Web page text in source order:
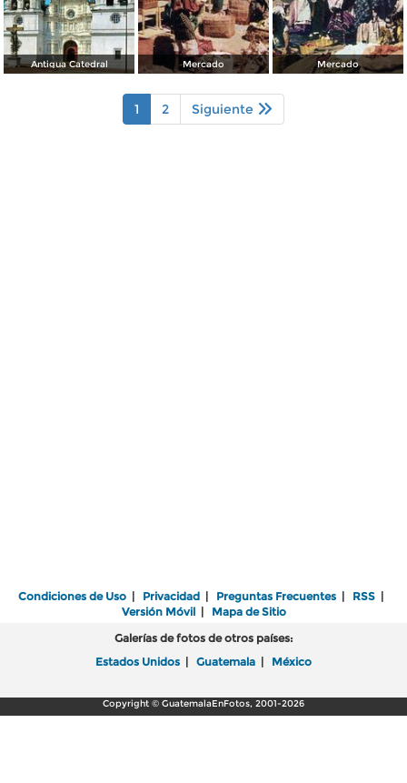
Antigua Catedral Mercado Mercado
1 2 Siguiente
Condiciones de Uso | Privacidad | Preguntas Frecuentes | RSS |
Versión Móvil| Mapa de Sitio
Galerías de fotos de otros países:
Estados Unidos | Guatemala | México
Copyright © GuatemalaEnFotos, 2001-2026